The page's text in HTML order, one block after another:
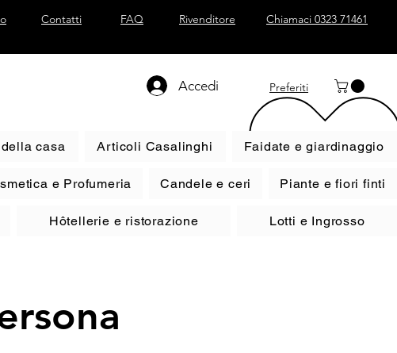
Contatti FAQ Rivenditore Chiamaci 0323 71461
Accedi Preferiti
casa Articoli Casalinghi Faidate e giardinaggio
e Profumeria Candele e ceri Piante e fiori finti
Hôtellerie e ristorazione Lotti e Ingrosso